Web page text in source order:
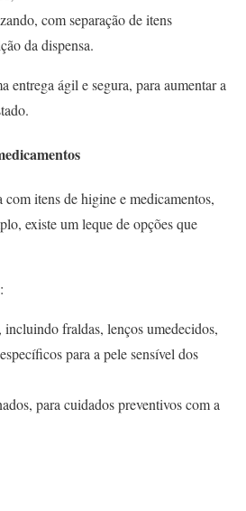
com separação de itens
da dispensa.
entrega ágil e segura, para aumentar a
com itens de higine e medicamentos,
existe um leque de opções que
incluindo fraldas, lenços umedecidos,
para a pele sensível dos
para cuidados preventivos com a